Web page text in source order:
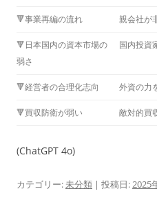
🔻事業再編の流れ 親会社が
🔻日本国内の資本市場の
弱さ
国内投資
🔻経営者の合理化志向 外資の力
🔻買収防衛が弱い 敵対的買
(ChatGPT 4o)
カテゴリー:未分類 | 投稿日:2025